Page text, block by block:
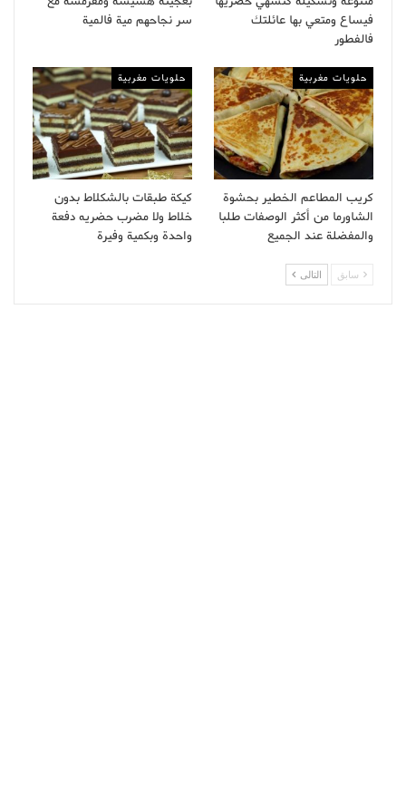
فيساع ومتعي بها عائلتك
فالفطور
سر نجاحهم مية فالمية
حلويات مغربية
كريب المطاعم الخطير بحشوة
الشاورما من أكثر الوصفات طلبا
والمفضلة عند الجميع
حلويات مغربية
كيكة طبقات بالشكلاط بدون
خلاط ولا مضرب حضريه دفعة
واحدة وبكمية وفيرة
سابق التالى